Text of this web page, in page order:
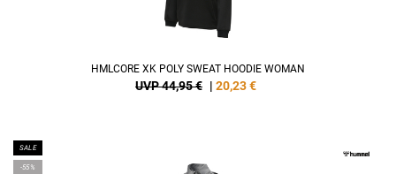
HMLCORE XK POLY SWEAT HOODIE WOMAN
UVP 44,95 € | 20,23€
SALE
-55%